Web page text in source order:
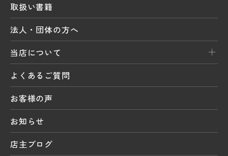
取扱い書籍
法人・団体の方へ
当店について
よくあるご質問
お客様の声
お知らせ
店主ブログ